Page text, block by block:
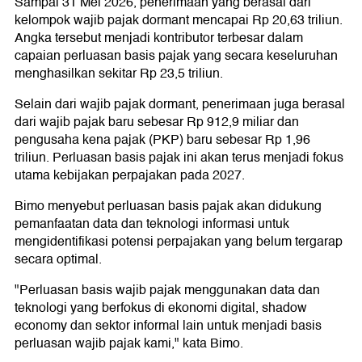
kelompok wajib pajak dormant mencapai Rp 20,63 triliun.
Angka tersebut menjadi kontributor terbesar dalam
capaian perluasan basis pajak yang secara keseluruhan
menghasilkan sekitar Rp 23,5 triliun.
Selain dari wajib pajak dormant, penerimaan juga berasal
dari wajib pajak baru sebesar Rp 912,9 miliar dan
pengusaha kena pajak (PKP) baru sebesar Rp 1,96
triliun. Perluasan basis pajak ini akan terus menjadi fokus
utama kebijakan perpajakan pada 2027.
Bimo menyebut perluasan basis pajak akan didukung
pemanfaatan data dan teknologi informasi untuk
mengidentifikasi potensi perpajakan yang belum tergarap
secara optimal.
"Perluasan basis wajib pajak menggunakan data dan
teknologi yang berfokus di ekonomi digital, shadow
economy dan sektor informal lain untuk menjadi basis
perluasan wajib pajak kami," kata Bimo.